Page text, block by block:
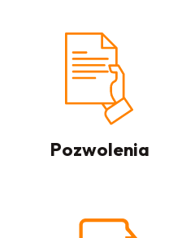
Pozwolenia